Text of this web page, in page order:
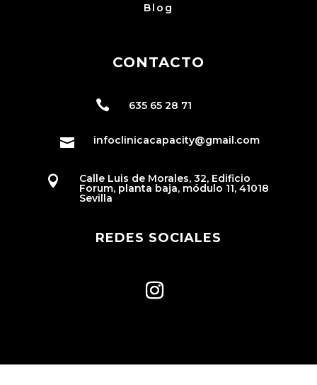
Blog
CONTACTO
 635 65 28 71
 infoclinicacapacity@gmail.com
 Calle Luis de Morales, 32, Edificio
Forum, planta baja, módulo 11, 41018
Sevilla
REDES SOCIALES